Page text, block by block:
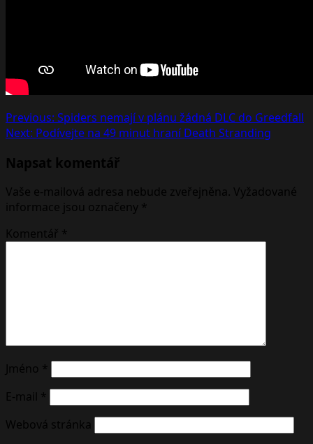
Post
navigation
Previous: Spiders nemají v plánu žádná DLC do Greedfall
Next: Podívejte na 49 minut hraní Death Stranding
Napsat komentář
Vaše e-mailová adresa nebude zveřejněna. Vyžadované
informace jsou označeny *
Komentář *
Jméno *
E-mail *
Webová stránka